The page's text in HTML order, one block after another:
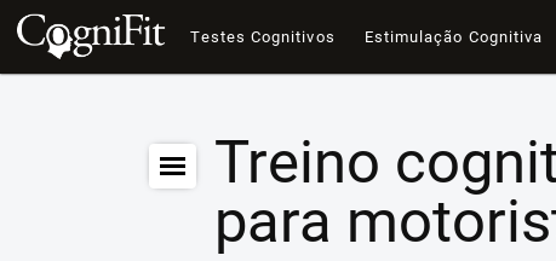
Testes Cognitivos Estimulação Cognitiva
Treino
para